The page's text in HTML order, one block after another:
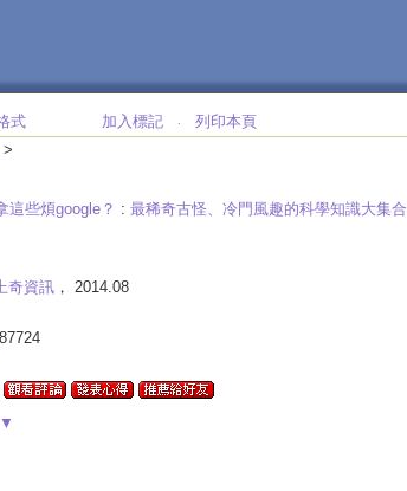
式 加入標記 ‧
列印本頁
>
這些煩google？ : 最稀奇古怪、冷門風趣的科學知識大集合
奇資訊 ， 2014.08